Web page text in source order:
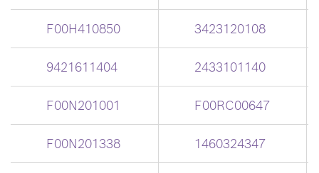
F00H410850 3423120108
9421611404 2433101140
F00N201001 F00RC00647
F00N201338 1460324347